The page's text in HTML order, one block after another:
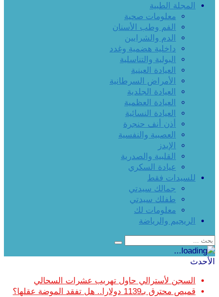
المجلة الطبية
معلومات صحية
الفم وطب الأسنان
الدم والشرايين
داخلية هضمية وغدد
البولية والتناسلية
العيادة العينية
الأمراض السرطانية
العيادة الجلدية
العيادة العظمية
العيادة النسائية
أذن أنف حنجرة
العصبية والنفسية
الإيدز
القلبية والصدرية
عيادة السكري
للسيدات فقط
جمالك سيدتي
طفلك سيدتي
معلومات لك
الريجيم والرياضة
الأحدث
السجن لأسترالي حاول تهريب عشرات السحالي
قميص محترق بـ1139 دولارا.. هل تفقد الموضة عقلها؟